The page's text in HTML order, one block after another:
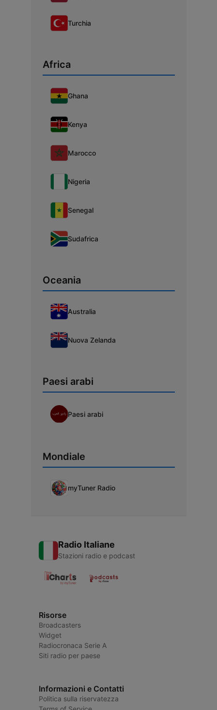
Turchia
Africa
Ghana
Kenya
Marocco
Nigeria
Senegal
Sudafrica
Oceania
Australia
Nuova Zelanda
Paesi arabi
Paesi arabi
Mondiale
myTuner Radio
Radio Italiane
Stazioni radio e podcast
Risorse
Broadcasters
Widget
Radiocronaca Serie A
Siti radio per paese
Informazioni e Contatti
Politica sulla riservatezza